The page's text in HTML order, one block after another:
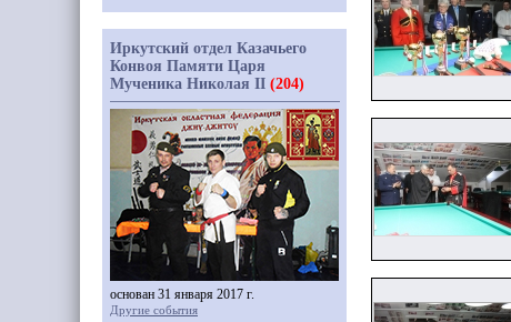
Иркутский отдел Казачьего
Конвоя Памяти Царя
Мученика Николая II (204)
основан 31 января 2017 г.
Другие события